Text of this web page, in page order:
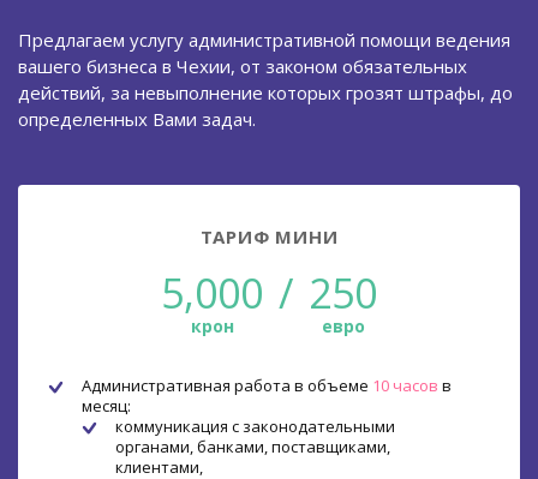
Предлагаем услугу административной помощи ведения
вашего бизнеса в Чехии, от законом обязательных
действий, за невыполнение которых грозят штрафы, до
определенных Вами задач.
ТАРИФ МИНИ
5,000
крон
/ 250
евро
Административная работа в объеме 10 часов в
месяц:
коммуникация с законодательными
органами, банками, поставщиками,
клиентами,